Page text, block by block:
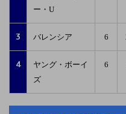
ー・U
3 バレンシア 6
4
ヤング・ボーイ
ズ
6